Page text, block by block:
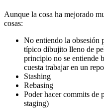
Aunque la cosa ha mejorado
cosas:
No entiendo la obsesión
típico dibujito lleno de
principio no se entiende
cuesta trabajar en un
Stashing
Rebasing
Poder hacer commits de
staging)